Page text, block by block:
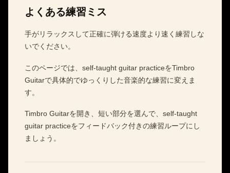
よくある練習ミス
手がリラックスして正確に弾ける速度より速く練習しな
いでください。
このページでは、self-taught guitar practiceをTimbro
Guitarで具体的でゆっくりした音楽的な練習に変えま
す。
Timbro Guitarを開き、短い部分を選んで、self-taught
guitar practiceをフィードバック付きの練習ループにし
ましょう。